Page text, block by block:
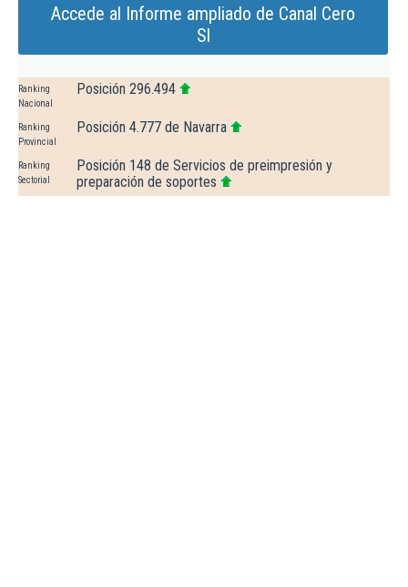
Accede al Informe ampliado de Canal Cero
Sl
Ranking
Nacional
Posición 296.494
Ranking
Provincial
Posición 4.777 de Navarra
Ranking
Sectorial
Posición 148 de Servicios de preimpresión y
preparación de soportes